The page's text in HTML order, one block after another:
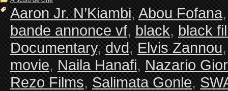
Aaron Jr. N’Kiambi,Abou Fofana
bande annonce vf,black,black
Documentary,dvd,Elvis Zannou
movie,Naila Hanafi,Nazario
Rezo Films,Salimata Gonle,